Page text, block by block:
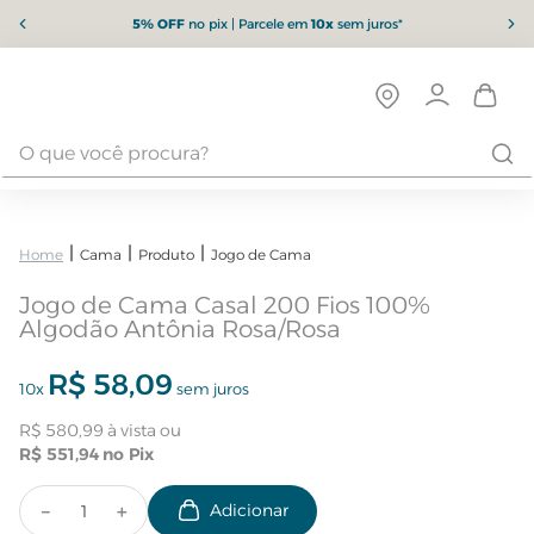
5% OFFno pix | Parcele em10xsem juros*
Cama Produto Jogo de Cama
Jogo de Cama Casal 200 Fios 100%
Algodão Antônia Rosa/Rosa
10x R$ 58,09 sem juros
R$ 580,99
R$ 551,94
＋
－